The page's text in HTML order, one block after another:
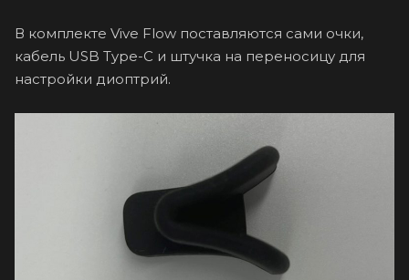
В комплекте Vive Flow поставляются сами очки,
кабель USB Type-C и штучка на переносицу для
настройки диоптрий.